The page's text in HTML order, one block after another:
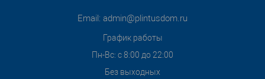
Email: admin@plintusdom.ru
График работы
Пн-Вс: с 8:00 до 22:00
Без выходных